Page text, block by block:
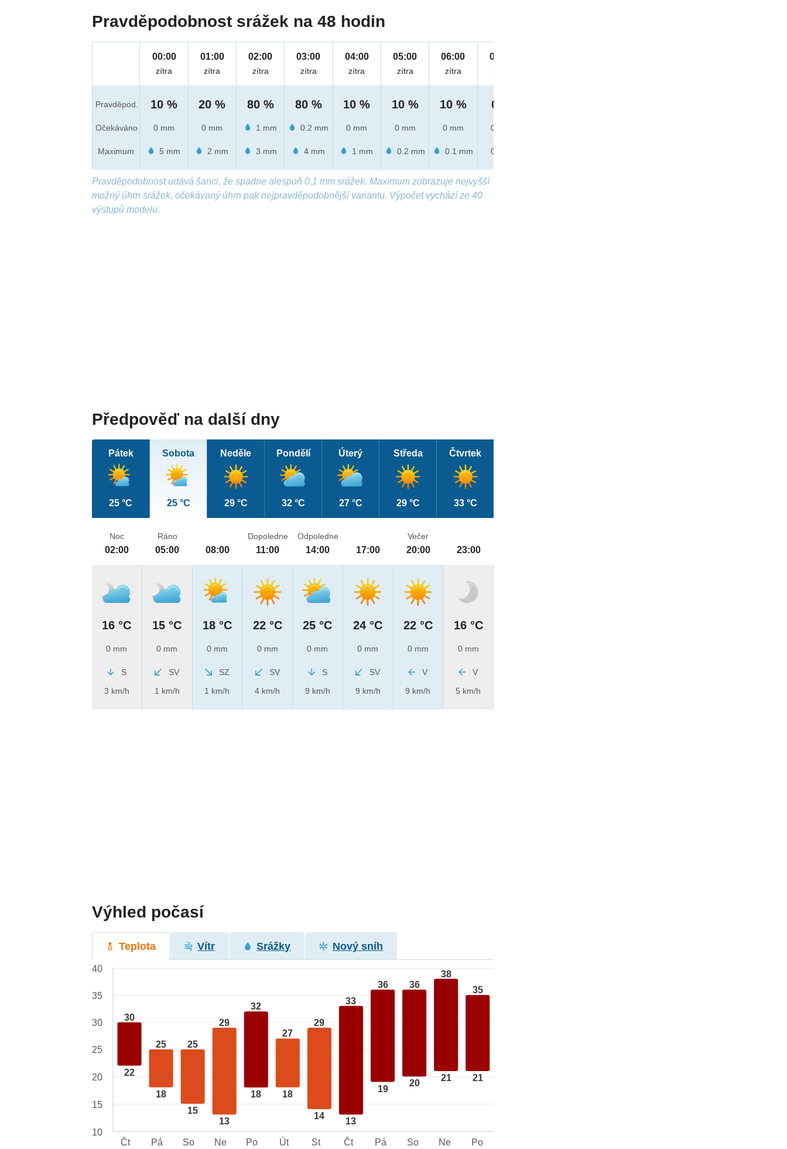
Pravděpodobnost srážek na 48 hodin
Pravděpod.
Očekáváno
Maximum
00:00
zítra
10 %
0 mm
5 mm
01:00
zítra
20 %
0 mm
2 mm
02:00
zítra
80 %
1 mm
3 mm
03:00
zítra
80 %
0.2 mm
4 mm
04:00
zítra
10 %
0 mm
1 mm
05:00
zítra
10 %
0 mm
0.2 mm
06:00
zítra
10 %
0 mm
0.1 mm
07:00
zítra
0 %
0 mm
0 mm
Pravděpodobnost udává šanci, že spadne alespoň 0,1 mm srážek. Maximum zobrazuje nejvyšší
možný úhrn srážek, očekávaný úhrn pak nejpravděpodobnější variantu. Výpočet vychází ze 40
výstupů modelu.
Předpověď na další dny
Pátek
25 °C
Sobota
25 °C
Neděle
29 °C
Pondělí
32 °C
Úterý
27 °C
Středa
29 °C
Čtvrtek
33 °C
Noc
02:00
16 °C
0 mm
S
3 km/h
Ráno
05:00
15 °C
0 mm
SV
1 km/h
08:00
18 °C
0 mm
SZ
1 km/h
Dopoledne
11:00
22 °C
0 mm
SV
4 km/h
Odpoledne
14:00
25 °C
0 mm
S
9 km/h
17:00
24 °C
0 mm
SV
9 km/h
Večer
20:00
22 °C
0 mm
V
9 km/h
23:00
16 °C
0 mm
V
5 km/h
Výhled počasí
Teplota Vítr Srážky Nový sníh
30
22
25
18
25
15
29
13
32
18
27
18
29
14
33
13
36
19
36
20
38
21
35
21
40
35
30
25
20
15
10
Čt
Pá So Ne Po Út St Čt Pá So Ne Po